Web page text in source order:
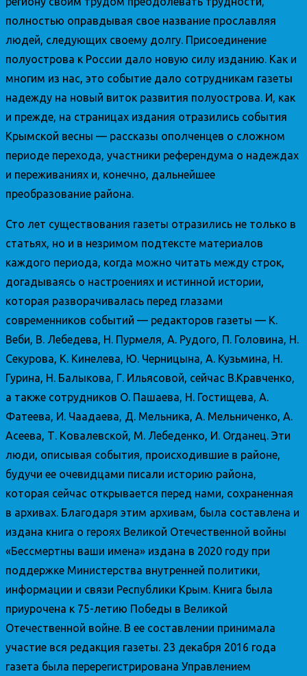
полностью оправдывая свое название прославляя
людей, следующих своему долгу. Присоединение
полуострова к России дало новую силу изданию. Как и
многим из нас, это событие дало сотрудникам газеты
надежду на новый виток развития полуострова. И, как
и прежде, на страницах издания отразились события
Крымской весны — рассказы ополченцев о сложном
периоде перехода, участники референдума о надеждах
и переживаниях и, конечно, дальнейшее
преобразование района.
Сто лет существования газеты отразились не только в
статьях, но и в незримом подтексте материалов
каждого периода, когда можно читать между строк,
догадываясь о настроениях и истинной истории,
которая разворачивалась перед глазами
современников событий — редакторов газеты — К.
Веби, В. Лебедева, Н. Пурмеля, А. Рудого, П. Головина, Н.
Секурова, К. Кинелева, Ю. Черницына, А. Кузьмина, Н.
Гурина, Н. Балыкова, Г. Ильясовой, сейчас В.Кравченко,
а также сотрудников О. Пашаева, Н. Гостищева, А.
Фатеева, И. Чаадаева, Д. Мельника, А. Мельниченко, А.
Асеева, Т. Ковалевской, М. Лебеденко, И. Огданец. Эти
люди, описывая события, происходившие в районе,
будучи ее очевидцами писали историю района,
которая сейчас открывается перед нами, сохраненная
в архивах. Благодаря этим архивам, была составлена и
издана книга о героях Великой Отечественной войны
«Бессмертны ваши имена» издана в 2020 году при
поддержке Министерства внутренней политики,
информации и связи Республики Крым. Книга была
приурочена к 75-летию Победы в Великой
Отечественной войне. В ее составлении принимала
участие вся редакция газеты. 23 декабря 2016 года
газета была перерегистрирована Управлением